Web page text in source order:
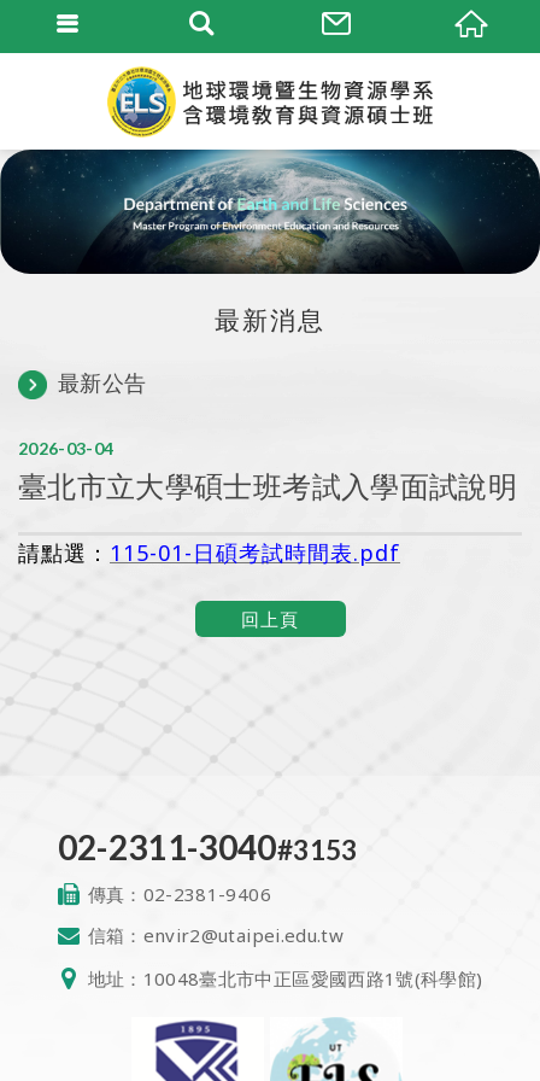
最新消息
最新公告
04
03
2026
臺北市立大學碩士班考試入學面試說明
請點選： 115-01-日碩考試時間表.pdf
回上頁
02-2311-3040#3153
傳真： 02-2381-9406
信箱： envir2@utaipei.edu.tw
地址： 10048臺北市中正區愛國西路1號(科學館)